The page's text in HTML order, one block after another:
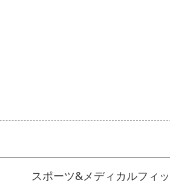
スポーツ&メディカルフィ